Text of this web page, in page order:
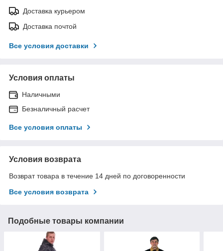
Доставка курьером
Доставка почтой
Все условия доставки
Условия оплаты
Наличными
Безналичный расчет
Все условия оплаты
Условия возврата
Возврат товара в течение 14 дней по договоренности
Все условия возврата
Подобные товары компании